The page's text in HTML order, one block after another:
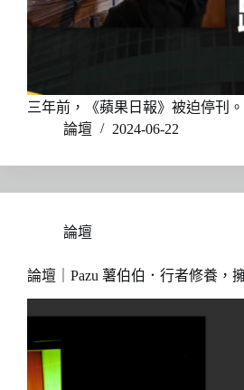
三年前，《蘋果日報》被迫停刊
論壇
2024-06-22
論壇
論壇｜Pazu 薯伯伯．行者修養，